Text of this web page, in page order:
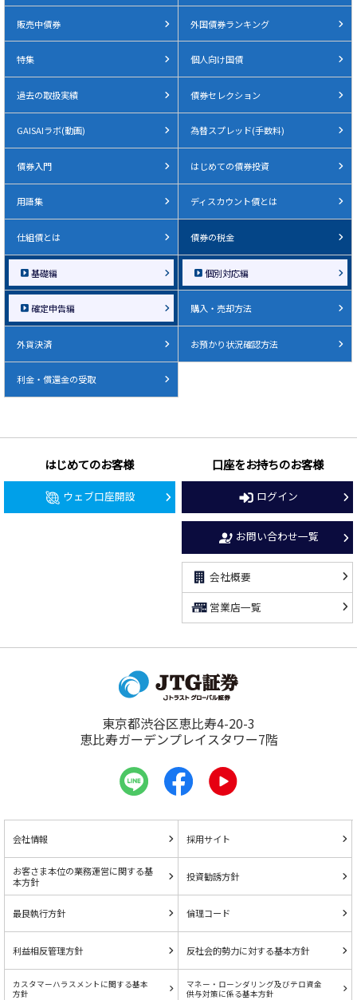
販売中債券 外国債券ランキング
特集 個人向け国債
過去の取扱実績 債券セレクション
GAISAIラボ(動画) 為替スプレッド(手数料)
債券入門 はじめての債券投資
用語集 ディスカウント債とは
仕組債とは 債券の税金
基礎編 個別対応編
確定申告編 購入・売却方法
外貨決済 お預かり状況確認方法
利金・償還金の受取
はじめてのお客様
ウェブ口座開設
口座をお持ちのお客様
ログイン
お問い合わせ一覧
会社概要
営業店一覧
東京都渋谷区恵比寿4-20-3
恵比寿ガーデンプレイスタワー7階
会社情報 採用サイト
お客さま本位の業務運営に関する基
本方針
投資勧誘方針
最良執行方針 倫理コード
利益相反管理方針 反社会的勢力に対する基本方針
カスタマーハラスメントに関する基本
方針
マネー・ローンダリング及びテロ資金
供与対策に係る基本方針